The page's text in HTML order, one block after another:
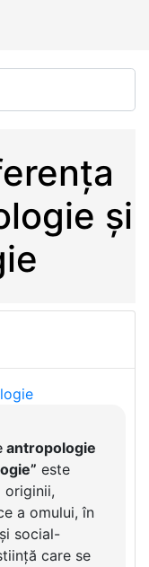
și
antropologie
este
originii,
a omului, în
social-
care se